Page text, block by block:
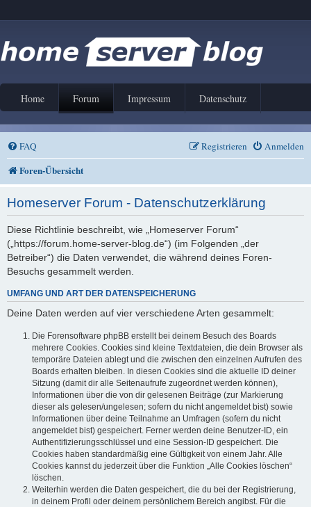
Home Forum Impressum Datenschutz
FAQ Anmelden
Registrieren
Foren-Übersicht
Homeserver Forum - Datenschutzerklärung
Diese Richtlinie beschreibt, wie „Homeserver Forum“
(„https://forum.home-server-blog.de“) (im Folgenden „der
Betreiber“) die Daten verwendet, die während deines Foren-
Besuchs gesammelt werden.
UMFANG UND ART DER DATENSPEICHERUNG
Deine Daten werden auf vier verschiedene Arten gesammelt:
Die Forensoftware phpBB erstellt bei deinem Besuch des Boards
mehrere Cookies. Cookies sind kleine Textdateien, die dein Browser als
temporäre Dateien ablegt und die zwischen den einzelnen Aufrufen des
Boards erhalten bleiben. In diesen Cookies sind die aktuelle ID deiner
Sitzung (damit dir alle Seitenaufrufe zugeordnet werden können),
Informationen über die von dir gelesenen Beiträge (zur Markierung
dieser als gelesen/ungelesen; sofern du nicht angemeldet bist) sowie
Informationen über deine Teilnahme an Umfragen (sofern du nicht
angemeldet bist) gespeichert. Ferner werden deine Benutzer-ID, ein
Authentifizierungsschlüssel und eine Session-ID gespeichert. Die
Cookies haben standardmäßig eine Gültigkeit von einem Jahr. Alle
Cookies kannst du jederzeit über die Funktion „Alle Cookies löschen“
löschen.
Weiterhin werden die Daten gespeichert, die du bei der Registrierung,
in deinem Profil oder deinem persönlichem Bereich angibst. Für die